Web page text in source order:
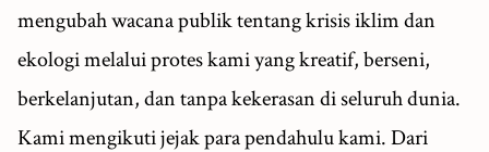
mengubah wacana publik tentang krisis iklim dan
ekologi melalui protes kami yang kreatif, berseni,
berkelanjutan, dan tanpa kekerasan di seluruh dunia.
Kami mengikuti jejak para pendahulu kami. Dari